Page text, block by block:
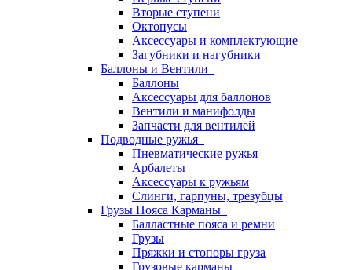
Вторые ступени
Октопусы
Аксессуары и комплектующие
Загубники и нагубники
Баллоны и Вентили
Баллоны
Аксессуары для баллонов
Вентили и манифолды
Запчасти для вентилей
Подводные ружья
Пневматические ружья
Арбалеты
Аксессуары к ружьям
Слинги, гарпуны, трезубцы
Грузы Пояса Карманы
Балластные пояса и ремни
Грузы
Пряжки и стопоры груза
Грузовые карманы